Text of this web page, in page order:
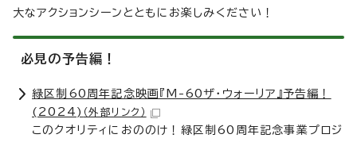
大なアクションシーンとともにお楽しみください！
必見の予告編！
緑区制60周年記念映画『M-60ザ・ウォーリア』予告編！
(2024) （外部リンク）
このクオリティにおののけ！緑区制60周年記念事業プロジ